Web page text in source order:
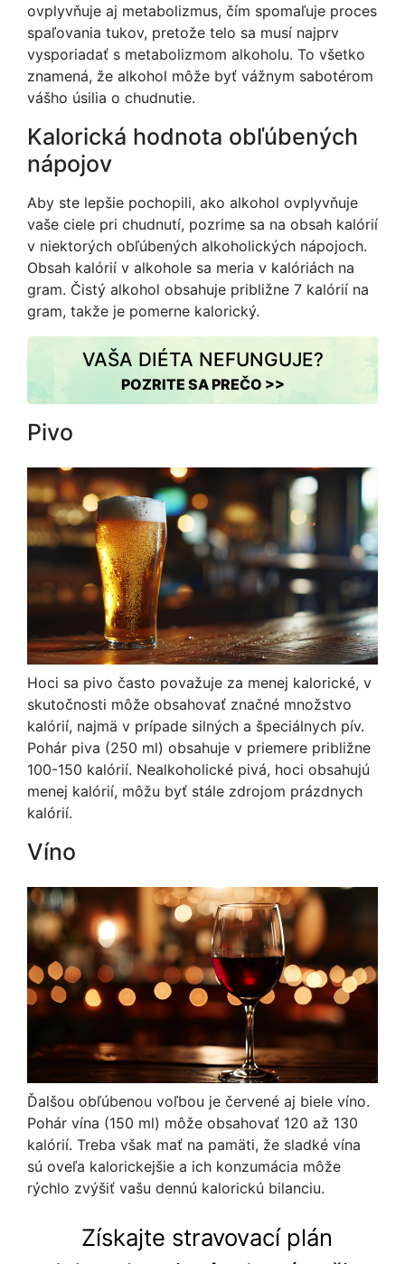
ovplyvňuje aj metabolizmus, čím spomaľuje proces
spaľovania tukov, pretože telo sa musí najprv
vysporiadať s metabolizmom alkoholu. To všetko
znamená, že alkohol môže byť vážnym sabotérom
vášho úsilia o chudnutie.
Kalorická hodnota obľúbených
nápojov
Aby ste lepšie pochopili, ako alkohol ovplyvňuje
vaše ciele pri chudnutí, pozrime sa na obsah kalórií
v niektorých obľúbených alkoholických nápojoch.
Obsah kalórií v alkohole sa meria v kalóriách na
gram. Čistý alkohol obsahuje približne 7 kalórií na
gram, takže je pomerne kalorický.
VAŠA DIÉTA NEFUNGUJE?
POZRITE SA PREČO >>
Pivo
Hoci sa pivo často považuje za menej kalorické, v
skutočnosti môže obsahovať značné množstvo
kalórií, najmä v prípade silných a špeciálnych pív.
Pohár piva (250 ml) obsahuje v priemere približne
100-150 kalórií. Nealkoholické pivá, hoci obsahujú
menej kalórií, môžu byť stále zdrojom prázdnych
kalórií.
Víno
Ďalšou obľúbenou voľbou je červené aj biele víno.
Pohár vína (150 ml) môže obsahovať 120 až 130
kalórií. Treba však mať na pamäti, že sladké vína
sú oveľa kalorickejšie a ich konzumácia môže
rýchlo zvýšiť vašu dennú kalorickú bilanciu.
Získajte stravovací plán